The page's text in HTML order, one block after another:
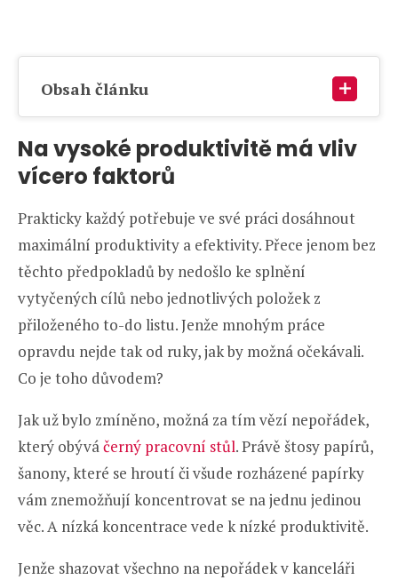
Obsah článku
Na vysoké produktivitě má vliv
vícero faktorů
Prakticky každý potřebuje ve své práci dosáhnout
maximální produktivity a efektivity. Přece jenom bez
těchto předpokladů by nedošlo ke splnění
vytyčených cílů nebo jednotlivých položek z
přiloženého to-do listu. Jenže mnohým práce
opravdu nejde tak od ruky, jak by možná očekávali.
Co je toho důvodem?
Jak už bylo zmíněno, možná za tím vězí nepořádek,
který obýváčerný pracovní stůl. Právě štosy papírů,
šanony, které se hroutí či všude rozházené papírky
vám znemožňují koncentrovat se na jednu jedinou
věc. A nízká koncentrace vede k nízké produktivitě.
Jenže shazovat všechno na nepořádek v kanceláři